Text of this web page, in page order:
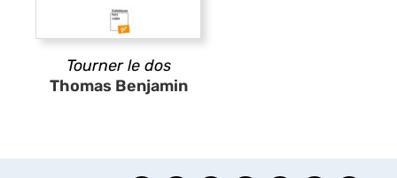
Tourner le dos
Thomas Benjamin